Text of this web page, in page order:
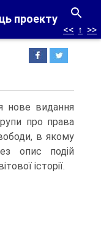
проекту
<< ↑ >>
нове видання
про права
в якому
опис подій
історії.